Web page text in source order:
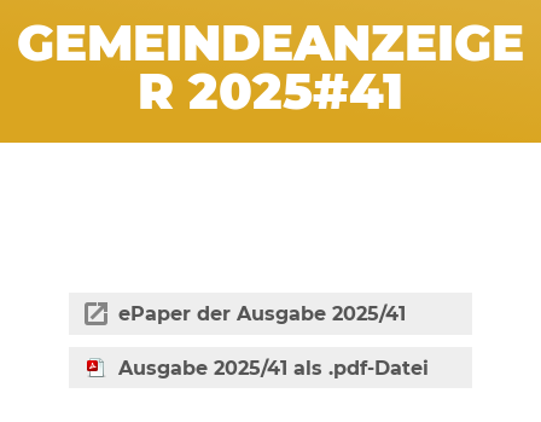
GEMEINDEANZEIGE
R 2025#41
ePaper der Ausgabe 2025/41
Ausgabe 2025/41 als .pdf-Datei